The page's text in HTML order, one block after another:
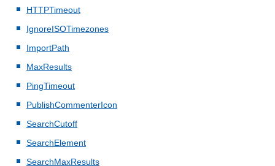
HTTPTimeout
IgnoreISOTimezones
ImportPath
MaxResults
PingTimeout
PublishCommenterIcon
SearchCutoff
SearchElement
SearchMaxResults